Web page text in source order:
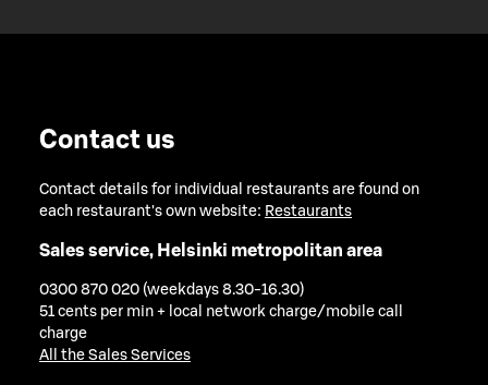
Contact us
Contact details for individual restaurants are found on
each restaurant's own website: Restaurants
Sales service, Helsinki metropolitan area
0300 870 020 (weekdays 8.30-16.30)
51 cents per min + local network charge/mobile call
charge
All the Sales Services